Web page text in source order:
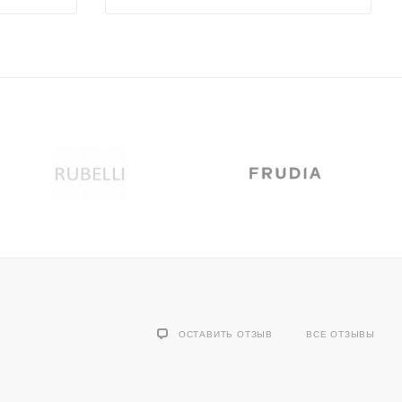
ВСЕ ОТЗЫВЫ
ОСТАВИТЬ ОТЗЫВ